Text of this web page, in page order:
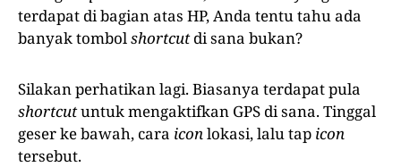
terdapat di bagian atas HP, Anda tentu tahu ada
banyak tombol shortcutdi sana bukan?
Silakan perhatikan lagi. Biasanya terdapat pula
shortcutuntuk mengaktifkan GPS di sana. Tinggal
geser ke bawah, cara iconlokasi, lalu tap icon
tersebut.